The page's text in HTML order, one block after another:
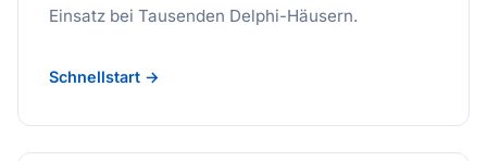
Einsatz bei Tausenden Delphi-Häusern.
Schnellstart →